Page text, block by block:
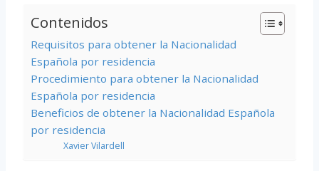
Contenidos
Requisitos para obtener la Nacionalidad
Española por residencia
Procedimiento para obtener la Nacionalidad
Española por residencia
Beneficios de obtener la Nacionalidad Española
por residencia
Xavier Vilardell